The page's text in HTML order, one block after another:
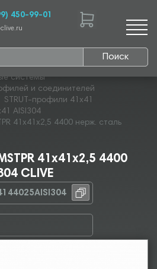
Поиск
450-99-01
системы
и соединителей
STRUT-профили 41х41
AISI304
41х41х2,5 4400 нерж. сталь
41х41х2,5 4400
CLIVE